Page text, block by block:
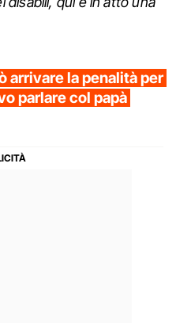
arrivare la penalità per
parlare col papà